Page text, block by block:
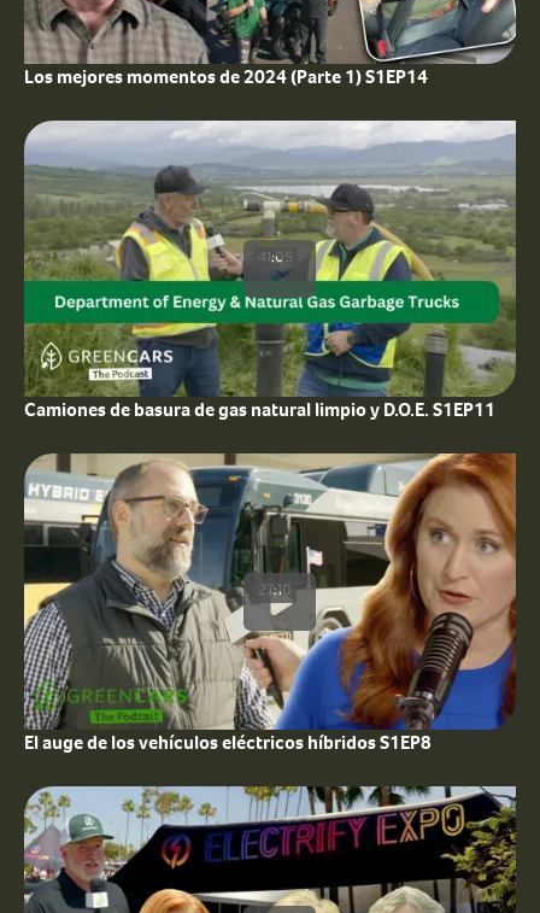
Los mejores momentos de 2024 (Parte 1) S1EP14
41:05
Camiones de basura de gas natural limpio y D.O.E. S1EP11
27:10
El auge de los vehículos eléctricos híbridos S1EP8